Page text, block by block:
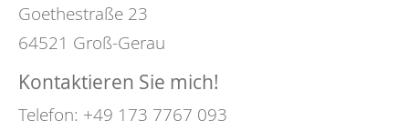
Goethestraße 23
64521 Groß-Gerau
Kontaktieren Sie mich!
Telefon: +49 173 7767 093